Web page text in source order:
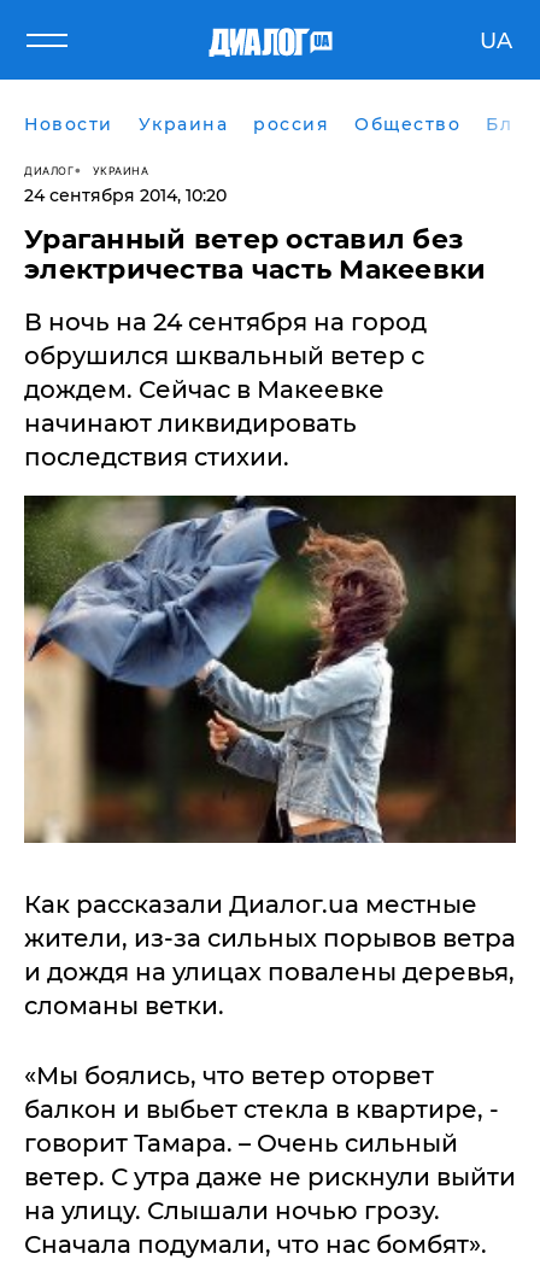
UA
Новости Украина россия Общество
ДИАЛОГ УКРАИНА
24 сентября 2014, 10:20
​Ураганный ветер оставил без
электричества часть Макеевки
В ночь на 24 сентября на город
обрушился шквальный ветер с
дождем. Сейчас в Макеевке
начинают ликвидировать
последствия стихии.
Как рассказали Диалог.ua местные
жители, из-за сильных порывов ветра
и дождя на улицах повалены деревья,
сломаны ветки.
«Мы боялись, что ветер оторвет
балкон и выбьет стекла в квартире, -
говорит Тамара. – Очень сильный
ветер. С утра даже не рискнули выйти
на улицу. Слышали ночью грозу.
Сначала подумали, что нас бомбят».